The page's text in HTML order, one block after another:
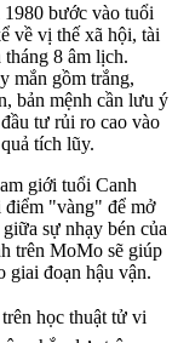
bước vào tuổi
về vị thế xã hội, tài
8 âm lịch.
mắn gồm trắng,
bản mệnh cần lưu ý
tư rủi ro cao vào
tích lũy.
giới tuổi Canh
điểm "vàng" để mở
sự nhạy bén của
trên MoMo sẽ giúp
giai đoạn hậu vận.
học thuật tử vi